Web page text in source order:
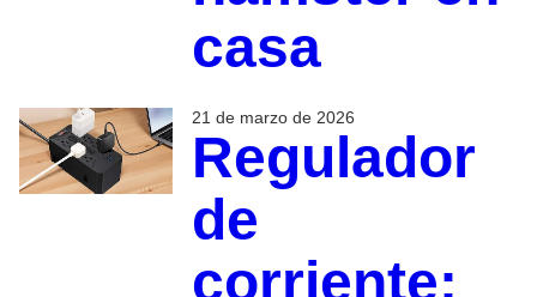
casa
21 de marzo de 2026
Regulador
de
corriente: